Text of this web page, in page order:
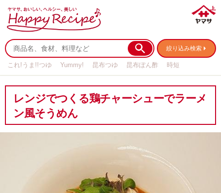
絞り込み検索
これ!うま!!つゆ Yummy! 昆布つゆ 昆布ぽん酢
時短
レンジでつくる鶏チャーシューでラーメ
ン風そうめん